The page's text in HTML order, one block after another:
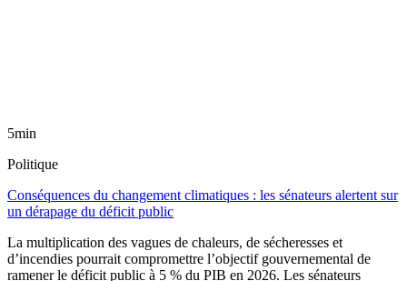
5min
Politique
Conséquences du changement climatiques : les sénateurs alertent sur
un dérapage du déficit public
La multiplication des vagues de chaleurs, de sécheresses et
d’incendies pourrait compromettre l’objectif gouvernemental de
ramener le déficit public à 5 % du PIB en 2026. Les sénateurs